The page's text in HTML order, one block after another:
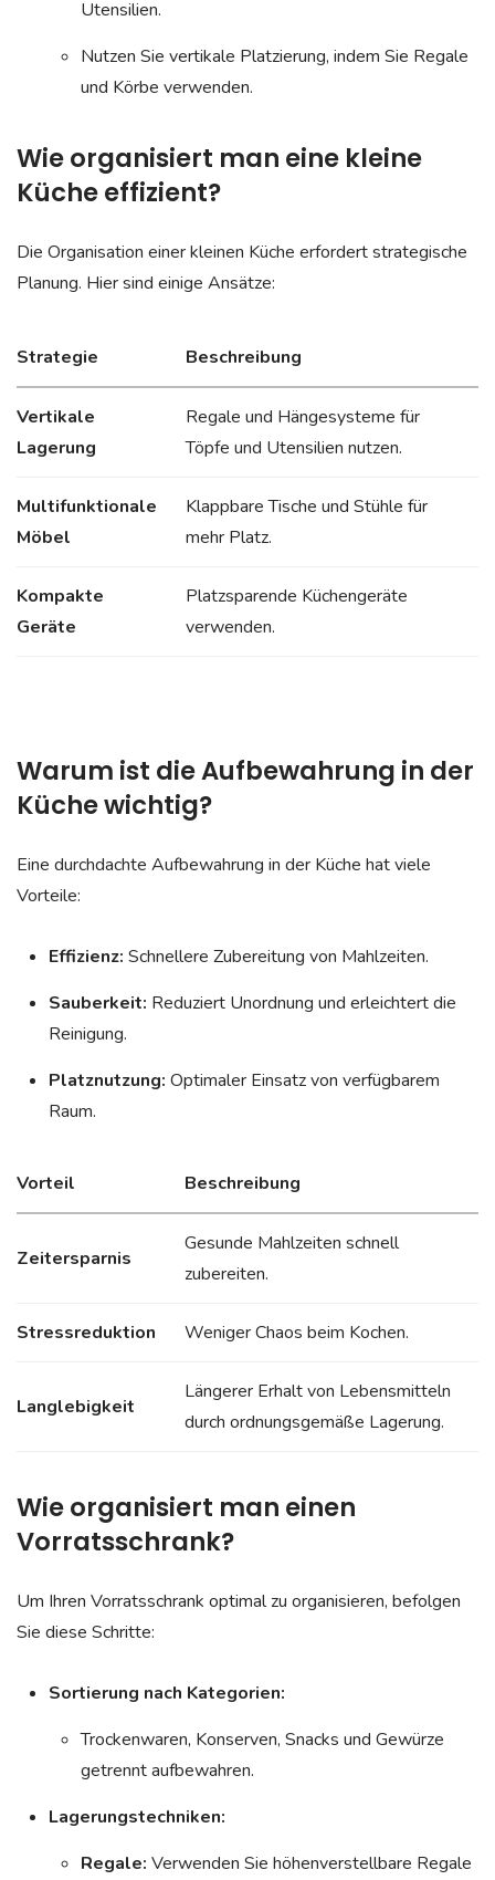
Utensilien.
Nutzen Sie vertikale Platzierung, indem Sie Regale
und Körbe verwenden.
Wie organisiert man eine kleine
Küche effizient?
Die Organisation einer kleinen Küche erfordert strategische
Planung. Hier sind einige Ansätze:
Strategie Beschreibung
Vertikale
Lagerung
Regale und Hängesysteme für
Töpfe und Utensilien nutzen.
Multifunktionale
Möbel
Klappbare Tische und Stühle für
mehr Platz.
Kompakte
Geräte
Platzsparende Küchengeräte
verwenden.
Warum ist die Aufbewahrung in der
Küche wichtig?
Eine durchdachte Aufbewahrung in der Küche hat viele
Vorteile:
Effizienz: Schnellere Zubereitung von Mahlzeiten.
Sauberkeit: Reduziert Unordnung und erleichtert die
Reinigung.
Platznutzung: Optimaler Einsatz von verfügbarem
Raum.
Vorteil Beschreibung
Zeitersparnis
Gesunde Mahlzeiten schnell
zubereiten.
Stressreduktion Weniger Chaos beim Kochen.
Langlebigkeit
Längerer Erhalt von Lebensmitteln
durch ordnungsgemäße Lagerung.
Wie organisiert man einen
Vorratsschrank?
Um Ihren Vorratsschrank optimal zu organisieren, befolgen
Sie diese Schritte:
Sortierung nach Kategorien:
Trockenwaren, Konserven, Snacks und Gewürze
getrennt aufbewahren.
Lagerungstechniken:
Regale: Verwenden Sie höhenverstellbare Regale